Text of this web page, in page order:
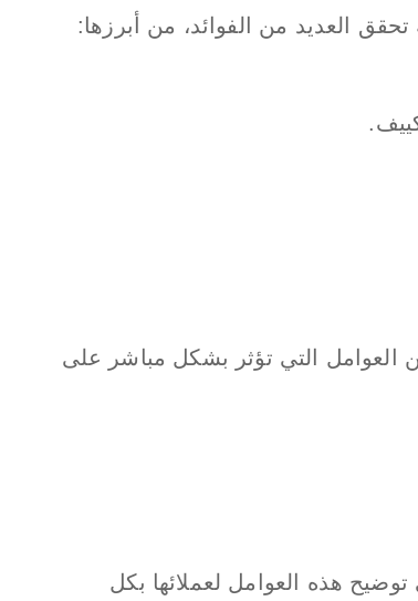
العديد من الفوائد، من أبرزها:
التي تؤثر بشكل مباشر على
هذه العوامل لعملائها بكل